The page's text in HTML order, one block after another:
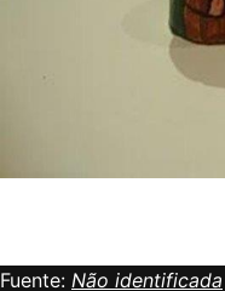
Fuente: Não identificada